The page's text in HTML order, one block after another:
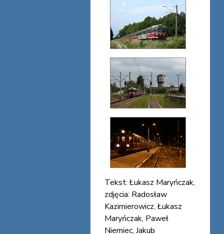
Tekst: Łukasz Maryńczak,
zdjęcia: Radosław
Kazimierowicz, Łukasz
Maryńczak, Paweł
Niemiec, Jakub